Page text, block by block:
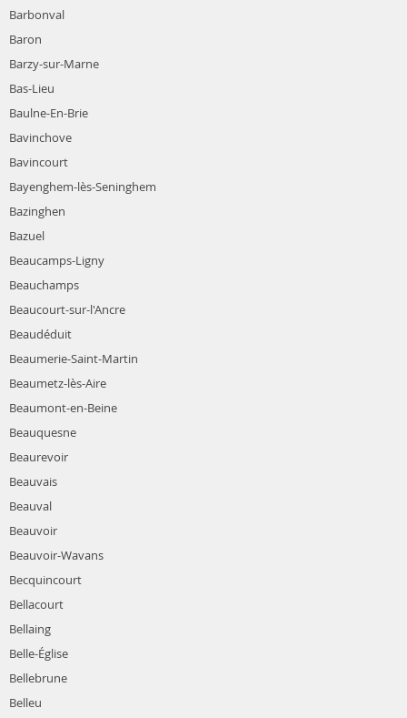
Barbonval
Baron
Barzy-sur-Marne
Bas-Lieu
Baulne-En-Brie
Bavinchove
Bavincourt
Bayenghem-lès-Seninghem
Bazinghen
Bazuel
Beaucamps-Ligny
Beauchamps
Beaucourt-sur-l'Ancre
Beaudéduit
Beaumerie-Saint-Martin
Beaumetz-lès-Aire
Beaumont-en-Beine
Beauquesne
Beaurevoir
Beauvais
Beauval
Beauvoir
Beauvoir-Wavans
Becquincourt
Bellacourt
Bellaing
Belle-Église
Bellebrune
Belleu